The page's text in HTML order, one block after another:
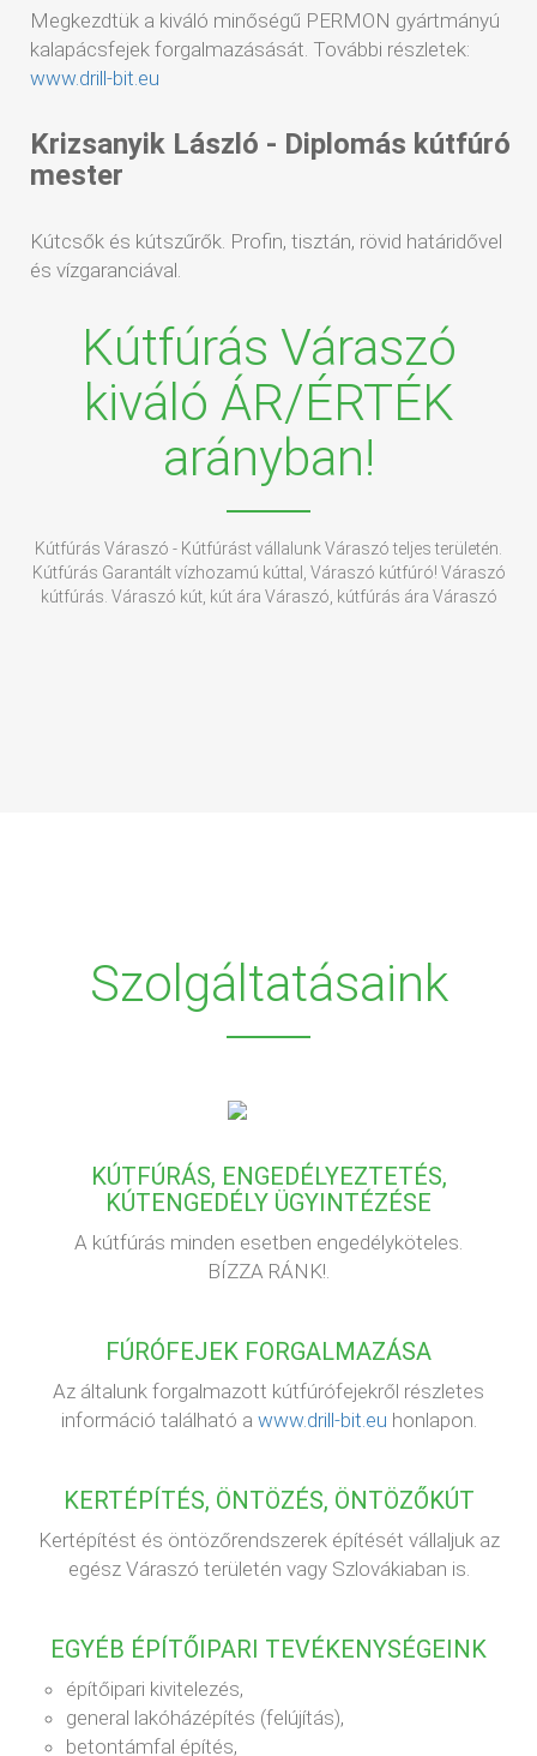
Megkezdtük a kiváló minőségű PERMON gyártmányú
kalapácsfejek forgalmazásását. További részletek:
www.drill-bit.eu
Krizsanyik László - Diplomás kútfúró
mester
Kútcsők és kútszűrők. Profin, tisztán, rövid határidővel
és vízgaranciával.
Kútfúrás Váraszó
kiváló ÁR/ÉRTÉK
arányban!
Kútfúrás Váraszó - Kútfúrást vállalunk Váraszó teljes területén.
Kútfúrás Garantált vízhozamú kúttal, Váraszó kútfúró! Váraszó
kútfúrás. Váraszó kút, kút ára Váraszó, kútfúrás ára Váraszó
Szolgáltatásaink
KÚTFÚRÁS, ENGEDÉLYEZTETÉS,
KÚTENGEDÉLY ÜGYINTÉZÉSE
A kútfúrás minden esetben engedélyköteles.
BÍZZA RÁNK!.
FÚRÓFEJEK FORGALMAZÁSA
Az általunk forgalmazott kútfúrófejekről részletes
információ található a www.drill-bit.eu honlapon.
KERTÉPÍTÉS, ÖNTÖZÉS, ÖNTÖZŐKÚT
Kertépítést és öntözőrendszerek építését vállaljuk az
egész Váraszó területén vagy Szlovákiaban is.
EGYÉB ÉPÍTŐIPARI TEVÉKENYSÉGEINK
építőipari kivitelezés,
general lakóházépítés (felújítás),
betontámfal építés,